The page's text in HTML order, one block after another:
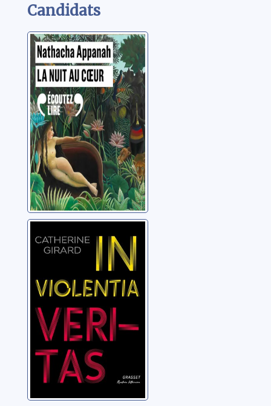
Candidats
La nuit au coeur
Appanah, Nathacha
veritas
Girard, Catherine